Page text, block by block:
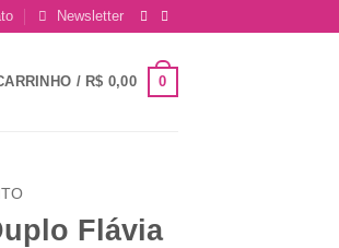
Newsletter
/ R$ 0,00 0
Flávia